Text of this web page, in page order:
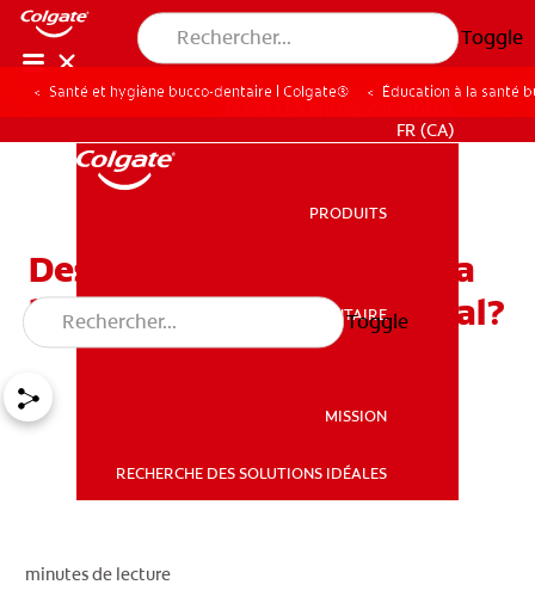
Toggle
SANTÉ BUCCO-DENTAIRE
FR (CA)
PRODUITS
SANTÉ BUCCO-DENTAIRE
MISSION
RECHERCHE DES SOLUTIONS IDÉALES
Toggle
Santé et hygiène bucco-dentaire | Colgate® Éducation à la santé
Des bosses sur le dos de la
langue: normal ou anormal?
minutes de lecture